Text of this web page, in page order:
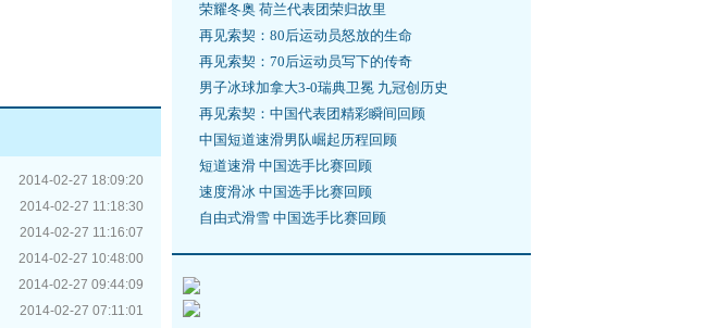
2014-02-27 18:09:20
2014-02-27 11:18:30
2014-02-27 11:16:07
2014-02-27 10:48:00
2014-02-27 09:44:09
2014-02-27 07:11:01
荣耀冬奥 荷兰代表团荣归故里
再见索契：80后运动员怒放的生命
再见索契：70后运动员写下的传奇
男子冰球加拿大3-0瑞典卫冕 九冠创历史
再见索契：中国代表团精彩瞬间回顾
中国短道速滑男队崛起历程回顾
短道速滑 中国选手比赛回顾
速度滑冰 中国选手比赛回顾
自由式滑雪 中国选手比赛回顾